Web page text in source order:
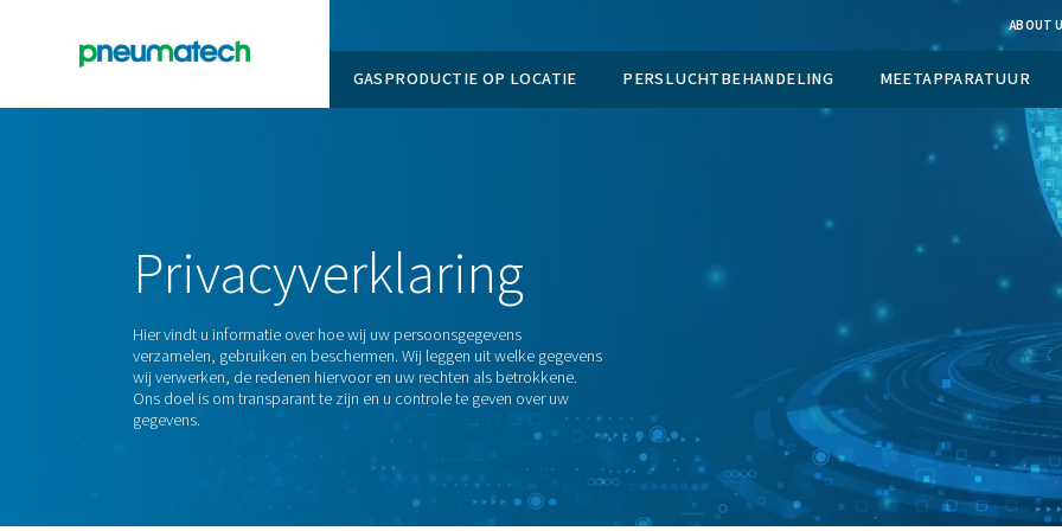
Privacyverklaring
Hier vindt u informatie over hoe wij uw persoonsgegevens
verzamelen, gebruiken en beschermen. Wij leggen uit welke gegevens
wij verwerken, de redenen hiervoor en uw rechten als betrokkene.
Ons doel is om transparant te zijn en u controle te geven over uw